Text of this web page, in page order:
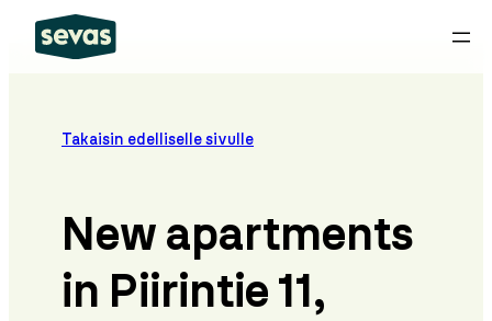
Skip
Takaisin edelliselle sivulle
New apartments
in Piirintie 11,